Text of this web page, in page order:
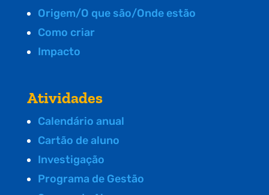
Origem/O que são/Onde estão
Como criar
Impacto
Atividades
Calendário anual
Cartão de aluno
Investigação
Programa de Gestão